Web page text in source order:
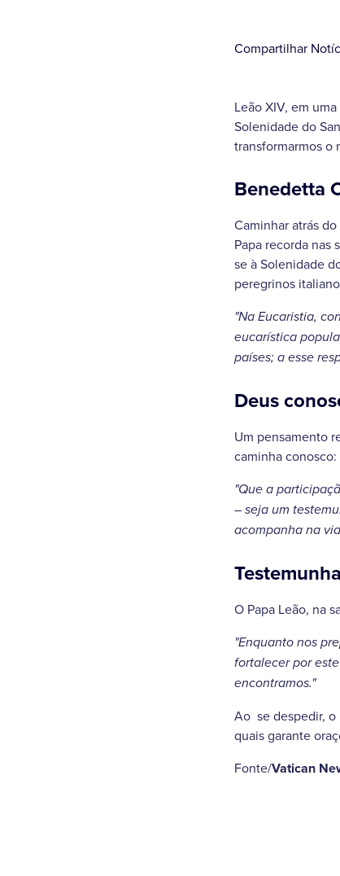
Compartilhar
Leão XIV, em
Solenidade do
transformarmos o
Benedetta
Caminhar atrás
Papa recorda nas
se à Solenidade
peregrinos
"Na Eucaristia,
eucarística
países; a esse
Deus
Um pensamento
caminha conosco:
"Que a
– seja um
acompanha na
O Papa Leão, na
"Enquanto nos
fortalecer por
encontramos."
Ao se despedir, o
quais garante
Fonte/Vatican